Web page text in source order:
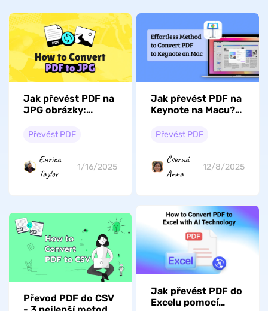
Jak převést PDF na
JPG obrázky:
průvodce pomocí
Převést PDF
Enrica
Taylor
1/16/2025
Jak převést PDF na
Keynote na Macu?
Převést PDF
Čserná
Anna
12/8/2025
Převod PDF do CSV
Jak převést PDF do
Excelu pomocí